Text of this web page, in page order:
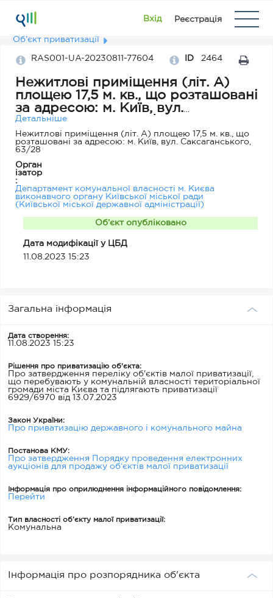
Вхід Реєстрація
Об'єкт приватизації
RAS001-UA-20230811-77604 ID 2464
Нежитлові приміщення (літ. А)
площею 17,5 м. кв., що розташовані
за адресою: м. Київ, вул.
Саксаганського, 63/28
Детальніше
Нежитлові приміщення (літ. А) площею 17,5 м. кв., що
розташовані за адресою: м. Київ, вул. Саксаганського,
63/28
Орган
ізатор
:
Департамент комунальної власності м. Києва
виконавчого органу Київської міської ради
(Київської міської державної адміністрації)
Об’єкт опубліковано
Дата модифікації у ЦБД
11.08.2023 15:23
Загальна інформація
Дата створення:
11.08.2023 15:23
Рішення про приватизацію об'єкта:
Про затвердження переліку об'єктів малої приватизації,
що перебувають у комунальній власності територіальної
громади міста Києва та підлягають приватизації
6929/6970 від 13.07.2023
Закон України:
Про приватизацію державного і комунального майна
Постанова КМУ:
Про затвердження Порядку проведення електронних
аукціонів для продажу об’єктів малої приватизації
Інформація про оприлюднення інформаційного повідомлення:
Перейти
Тип власності об’єкту малої приватизації:
Комунальна
Інформація про розпорядника об'єкта